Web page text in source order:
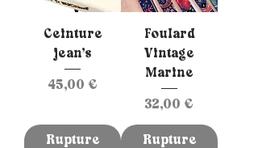
Ceinture
jean’s
Prix
45,00 €
Rupture
Foulard
Vintage
Marine
Prix
32,00 €
Rupture